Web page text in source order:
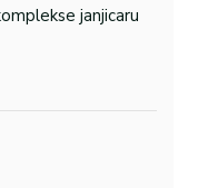
janjicaru